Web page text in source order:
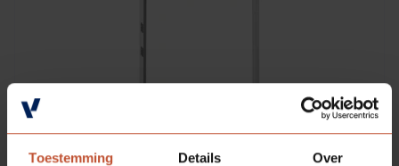
Toestemming Details Over